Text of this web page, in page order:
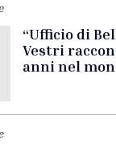
“Ufficio di
Vestri
anni nel